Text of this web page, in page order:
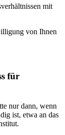
mit
von Ihnen
für
nur dann, wenn
ist, etwa an das